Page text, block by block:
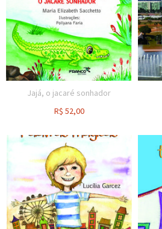
Jajá, o jacaré sonhador
R$ 52,00